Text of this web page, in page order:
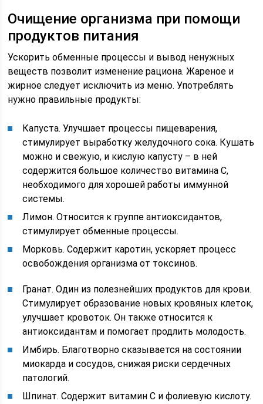
Очищение организма при помощи
продуктов питания
Ускорить обменные процессы и вывод ненужных
веществ позволит изменение рациона. Жареное и
жирное следует исключить из меню. Употреблять
нужно правильные продукты:
Капуста. Улучшает процессы пищеварения,
стимулирует выработку желудочного сока. Кушать
можно и свежую, и кислую капусту – в ней
содержится большое количество витамина С,
необходимого для хорошей работы иммунной
системы.
Лимон. Относится к группе антиоксидантов,
стимулирует обменные процессы.
Морковь. Содержит каротин, ускоряет процесс
освобождения организма от токсинов.
Гранат. Один из полезнейших продуктов для крови.
Стимулирует образование новых кровяных клеток,
улучшает кровоток. Он также относится к
антиоксидантам и помогает продлить молодость.
Имбирь. Благотворно сказывается на состоянии
миокарда и сосудов, снижая риски сердечных
патологий.
Шпинат. Содержит витамин С и фолиевую кислоту.